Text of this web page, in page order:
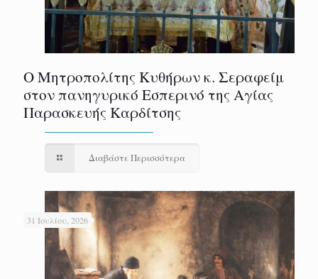
Ο Μητροπολίτης Κυθήρων κ. Σεραφείμ
στον πανηγυρικό Εσπερινό της Αγίας
Παρασκευής Καρδίτσης
Διαβάστε Περισσότερα
31 Ιουλίου, 2026